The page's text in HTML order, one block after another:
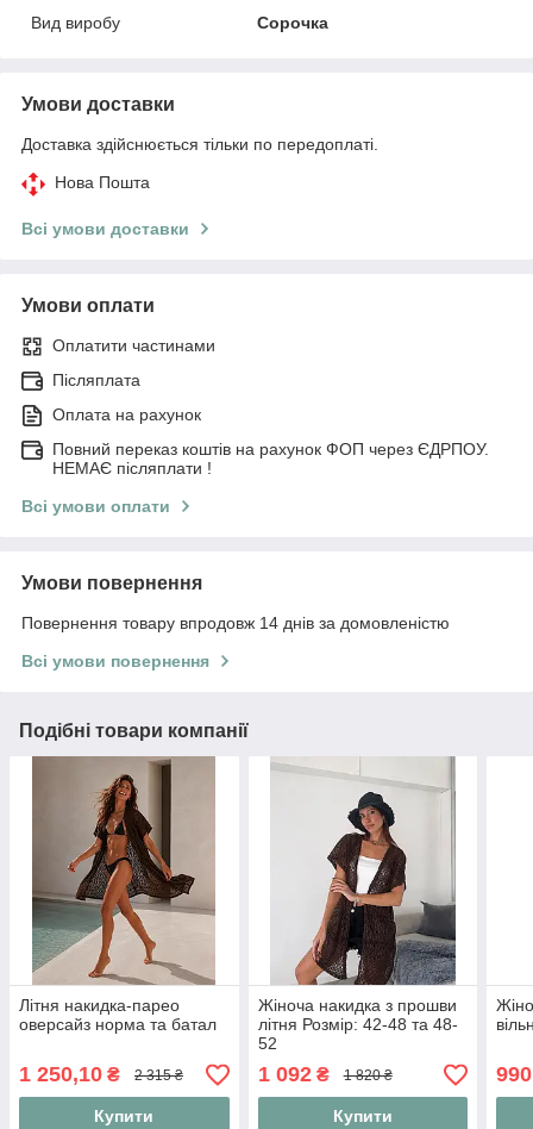
Вид виробу
Сорочка
Умови доставки
Доставка здійснюється тільки по передоплаті.
Нова Пошта
Всі умови доставки
Умови оплати
Оплатити частинами
Післяплата
Оплата на рахунок
Повний переказ коштів на рахунок ФОП через ЄДРПОУ.
НЕМАЄ післяплати !
Всі умови оплати
Умови повернення
Повернення товару впродовж 14 днів за домовленістю
Всі умови повернення
Подібні товари компанії
Літня накидка-парео
оверсайз норма та батал
1 250,10 ₴ 2 315 ₴
Купити
Жіноча накидка з прошви
літня Розмір: 42-48 та 48-
52
1 092₴ 1 820 ₴
Купити
990